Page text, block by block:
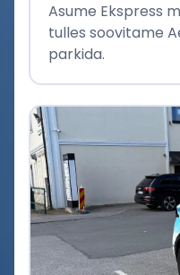
Asume Ekspress
tulles soovitame
parkida.